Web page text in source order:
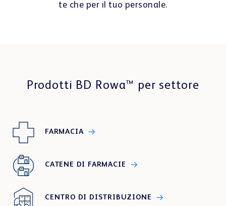
te che per il tuo personale.
Prodotti BD Rowa™ per settore
FARMACIA
CATENE DI FARMACIE
CENTRO DI DISTRIBUZIONE